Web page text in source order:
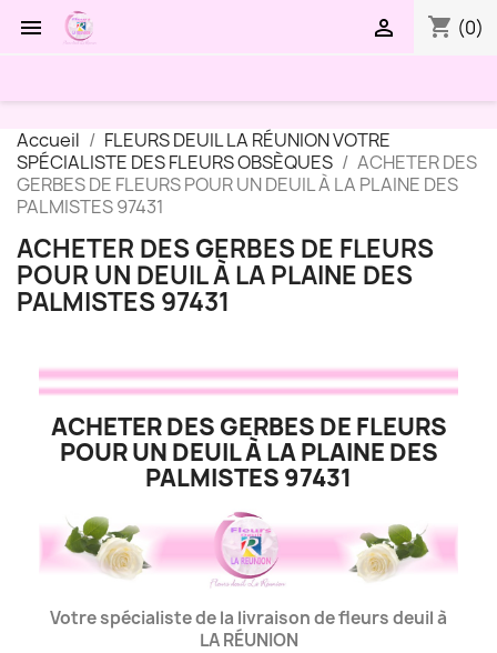
 shopping_cart (0)

Accueil
FLEURS DEUIL LA RÉUNION VOTRE
SPÉCIALISTE DES FLEURS OBSÈQUES
ACHETER DES
GERBES DE FLEURS POUR UN DEUIL À LA PLAINE DES
PALMISTES 97431
ACHETER DES GERBES DE FLEURS
POUR UN DEUIL À LA PLAINE DES
PALMISTES 97431
ACHETER DES GERBES DE FLEURS
POUR UN DEUIL À LA PLAINE DES
PALMISTES 97431
Votre spécialiste de la livraison de fleurs deuil à
LARÉUNION